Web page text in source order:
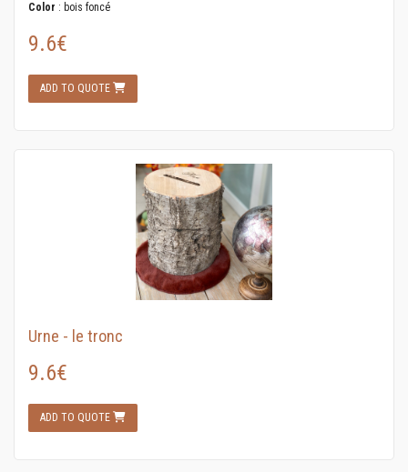
Color : bois foncé
9.6€
ADD TO QUOTE
Urne - le tronc
9.6€
ADD TO QUOTE